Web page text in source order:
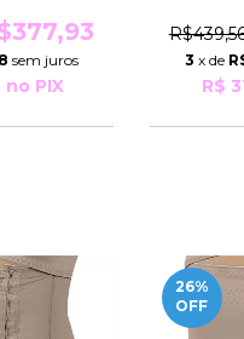
sem juros
no PIX
3 x de
R$
26%
OFF